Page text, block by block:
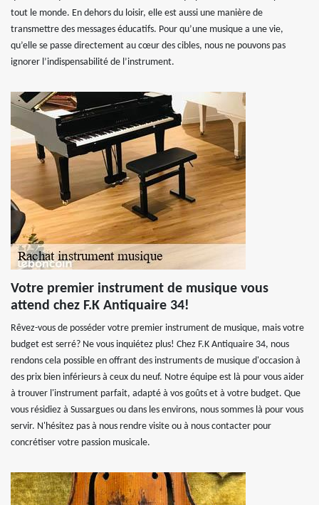
tout le monde. En dehors du loisir, elle est aussi une manière de
transmettre des messages éducatifs. Pour qu’une musique a une vie,
qu’elle se passe directement au cœur des cibles, nous ne pouvons pas
ignorer l’indispensabilité de l’instrument.
Votre premier instrument de musique vous
attend chez F.K Antiquaire 34!
Rêvez-vous de posséder votre premier instrument de musique, mais votre
budget est serré? Ne vous inquiétez plus! Chez F.K Antiquaire 34, nous
rendons cela possible en offrant des instruments de musique d'occasion à
des prix bien inférieurs à ceux du neuf. Notre équipe est là pour vous aider
à trouver l'instrument parfait, adapté à vos goûts et à votre budget. Que
vous résidiez à Sussargues ou dans les environs, nous sommes là pour vous
servir. N'hésitez pas à nous rendre visite ou à nous contacter pour
concrétiser votre passion musicale.